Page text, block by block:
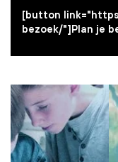
[button
bezoek/"]Plan je